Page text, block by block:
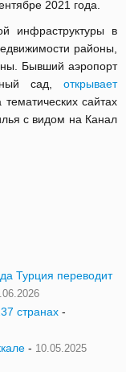
2021 года.
инфраструктуры в
районы,
Бывший аэропорт
сад, открывает
сайтах
с видом на Канал
Турция переводит
странах -
- 10.05.2025